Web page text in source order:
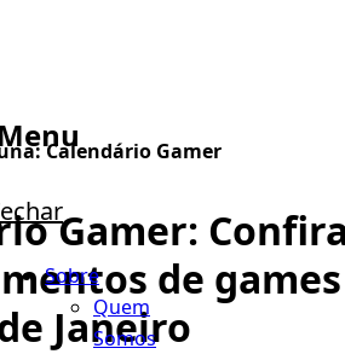
Menu
Sobre
Quem
Somos
Calendário Gamer
Gamer:
de games
Janeiro